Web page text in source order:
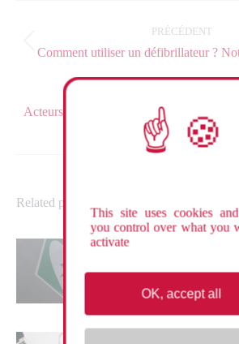
PRÉCÉDENT
Article
précédent
:
Comment utiliser un défibrillateur ?
Article
suivant
Acteurs de prévention dans l’entreprise :
missions
Related posts
Utilisation d’un
Quels sont les
This site uses cookies
you control over what you
activate
OK, accept all